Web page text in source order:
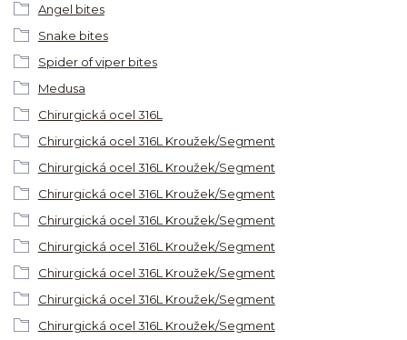
Angel bites
Snake bites
Spider of viper bites
Medusa
Chirurgická ocel 316L
Chirurgická ocel 316L Kroužek/Segment
Chirurgická ocel 316L Kroužek/Segment
Chirurgická ocel 316L Kroužek/Segment
Chirurgická ocel 316L Kroužek/Segment
Chirurgická ocel 316L Kroužek/Segment
Chirurgická ocel 316L Kroužek/Segment
Chirurgická ocel 316L Kroužek/Segment
Chirurgická ocel 316L Kroužek/Segment